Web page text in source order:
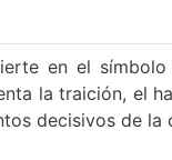
en el
la traición, el
decisivos de la